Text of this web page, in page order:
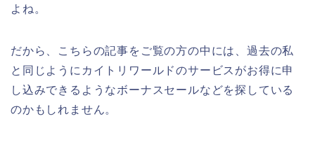
よね。
だから、こちらの記事をご覧の方の中には、過去の私
と同じようにカイトリワールドのサービスがお得に申
し込みできるようなボーナスセールなどを探している
のかもしれません。